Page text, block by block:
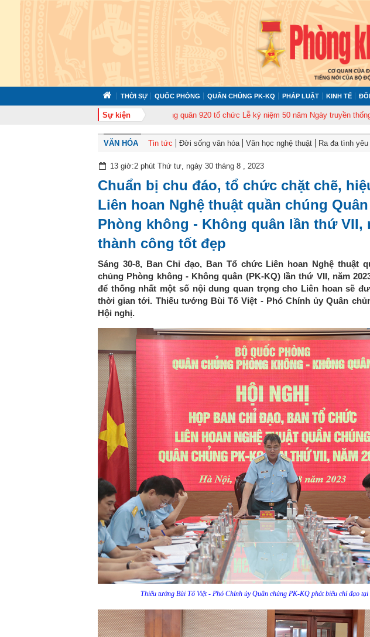
THỜI SỰ QUỐC PHÒNG QUÂN CHỦNG PK-KQ PHÁP LUẬT KINH TẾ
Sự kiện
Trung đoàn Không quân 920 tổ chức Lễ kỷ niệm 50 năm Ngày truyền thống (12-
VĂN HÓA Tin tức Đời sống văn hóa Văn học nghệ thuật Ra đa tình yêu
13 giờ:2 phút Thứ tư, ngày 30 tháng 8 , 2023
Chuẩn bị chu đáo, tổ chức chặt chẽ,
Liên hoan Nghệ thuật quần chúng
Phòng không - Không quân lần thứ VII,
thành công tốt đẹp
Sáng 30-8, Ban Chỉ đạo, Ban Tổ chức Liên hoan Nghệ thuật
chủng Phòng không - Không quân (PK-KQ) lần thứ VII, năm
để thống nhất một số nội dung quan trọng cho Liên hoan sẽ
thời gian tới. Thiếu tướng Bùi Tố Việt - Phó Chính ủy Quân
Hội nghị.
Thiếu tướng Bùi Tố Việt - Phó Chính ủy Quân chủng PK-KQ phát biểu chỉ đạo